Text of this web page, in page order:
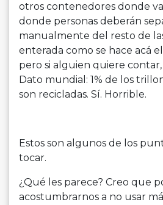
otros contenedores donde
donde personas deberán
manualmente del resto de
enterada como se hace acá
pero si alguien quiere contar,
Dato mundial: 1% de los
son recicladas. Sí. Horrible.
Estos son algunos de los
tocar.
¿Qué les parece? Creo que
acostumbrarnos a no usar